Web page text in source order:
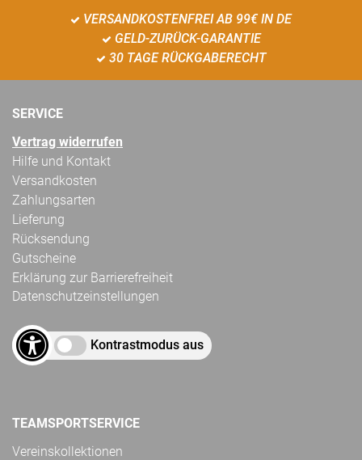
VERSANDKOSTENFREI AB 99€ IN DE
GELD-ZURÜCK-GARANTIE
30 TAGE RÜCKGABERECHT
SERVICE
Vertrag widerrufen
Hilfe und Kontakt
Versandkosten
Zahlungsarten
Lieferung
Rücksendung
Gutscheine
Erklärung zur Barrierefreiheit
Datenschutzeinstellungen
Kontrastmodus aus
TEAMSPORTSERVICE
Vereinskollektionen